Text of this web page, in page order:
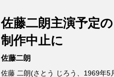
佐藤二朗主演予定
制作中止に
佐藤二朗
佐藤 二朗(さとう じろう、1969年5